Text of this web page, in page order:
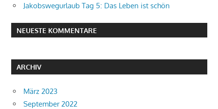
Jakobswegurlaub Tag 5: Das Leben ist schön
NEUESTE KOMMENTARE
ARCHIV
März 2023
September 2022